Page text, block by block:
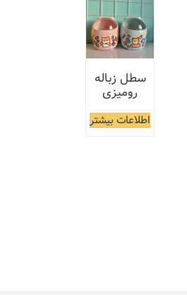
سطل زباله
رومیزی
اطلاعات بیشتر